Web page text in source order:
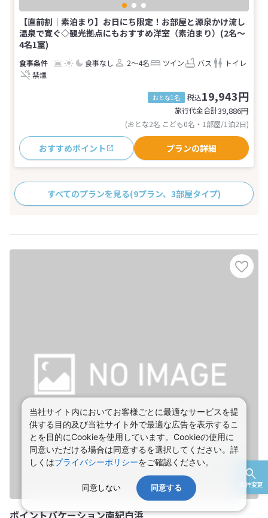
条件変更
【直前割｜素泊まり】お日にち限定！お部屋と源泉かけ流し
温泉で寛ぐ◇観光拠点にもおすすめ洋室（素泊まり）(2名～
4名1室)
食事なし 2～4名 ツイン バス
トイレ
禁煙
おとな1名 税込19,943円
旅行代金合計39,886円
(おとな2名 こども0名・1部屋/1泊2日)
おすすめポイント プランの詳細
すべてのプランを見る(9プラン、3部屋タイプ)
ポイントバケーション南紀白浜
当社サイト内においてお客様ごとに最適なサービスを提
供する目的及び当社サイト外で最適な広告を表示するこ
とを目的にCookieを使用しています。Cookieの使用に
同意いただける場合は同意するを選択してください。詳
しくはプライバシーポリシーをご確認ください。
同意しない 同意する